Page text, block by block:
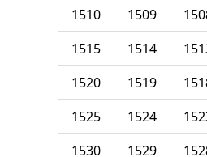
1509
1510
1514
1515
1519
1520
1524
1525
1529
1530